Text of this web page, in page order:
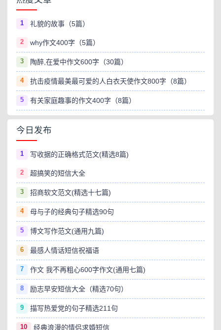
1 礼貌的故事（5篇）
2 why作文400字（5篇）
3 陶醉,在爱中作文600字（30篇）
4 抗击疫情最美最可爱的人白衣天使作文800字（8篇）
5 有关家庭趣事的作文400字（8篇）
今日发布
1 写收据的正确格式范文(精选8篇)
2 超搞笑的短信大全
3 招商软文范文(精选十七篇)
4 母与子的经典句子精选90句
5 博文写作范文(通用九篇)
6 最感人情话短信祝福语
7 作文 我不再粗心600字作文(通用七篇)
8 励志早安短信大全（精选70句）
9 描写热爱党的句子精选211句
10 经典浪漫的情侣求婚短信